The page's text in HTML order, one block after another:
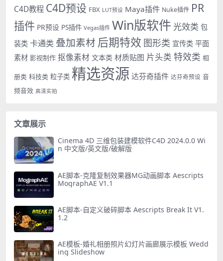
C4D教程 C4D预设 FBX LUT预设 Maya插件 Nuke插件 PR
插件 PR预设 PS插件 Vegas插件 Win版软件 光效类 包
装类 卡通类 叠加素材 后期特效 图形类 宣传类 平面
素材 影视制作 抠像素材 文本类 材质贴图 片头类 特效类 相
册类 科技类 粒子类 精选资源 达芬奇插件 达芬奇预设 音
频音效 高清实拍
文章展示
Cinema 4D 三维包装建模软件C4D 2024.0.0 Wi
n 中文版/英文版/破解版
AE脚本-克隆复制效果器MG动画脚本 Aescripts
MographAE V1.1
AE脚本-自定义破碎脚本 Aescripts Break It V1.
1.2
AE模板-婚礼相册照片幻灯片画廊展示模板 Wedd
ing Slideshow